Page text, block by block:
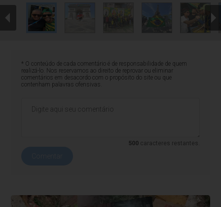
* O conteúdo de cada comentário é de responsabilidade de quem
realizá-lo. Nos reservamos ao direito de reprovar ou eliminar
comentários em desacordo com o propósito do site ou que
contenham palavras ofensivas.
500 caracteres restantes.